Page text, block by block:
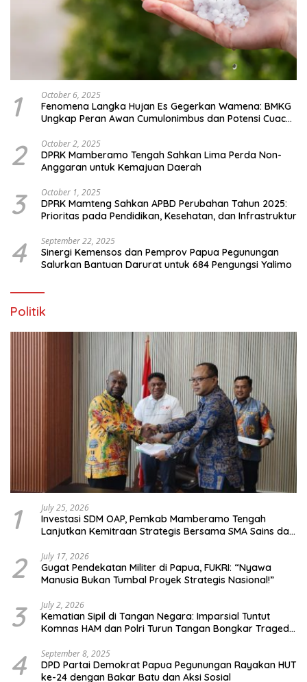
1 October 6, 2025
Fenomena Langka Hujan Es Gegerkan Wamena: BMKG
Ungkap Peran Awan Cumulonimbus dan Potensi Cuaca
2 October 2, 2025
DPRK Mamberamo Tengah Sahkan Lima Perda Non-
Anggaran untuk Kemajuan Daerah
3 October 1, 2025
DPRK Mamteng Sahkan APBD Perubahan Tahun 2025:
Prioritas pada Pendidikan, Kesehatan, dan Infrastruktur
4 September 22, 2025
Sinergi Kemensos dan Pemprov Papua Pegunungan
Salurkan Bantuan Darurat untuk 684 Pengungsi Yalimo
Politik
1 July 25, 2026
Investasi SDM OAP, Pemkab Mamberamo Tengah
Lanjutkan Kemitraan Strategis Bersama SMA Sains dan
2 July 17, 2026
Gugat Pendekatan Militer di Papua, FUKRI: “Nyawa
Manusia Bukan Tumbal Proyek Strategis Nasional!”
3 July 2, 2026
Kematian Sipil di Tangan Negara: Imparsial Tuntut
Komnas HAM dan Polri Turun Tangan Bongkar Tragedi
4 September 8, 2025
DPD Partai Demokrat Papua Pegunungan Rayakan HUT
ke-24 dengan Bakar Batu dan Aksi Sosial